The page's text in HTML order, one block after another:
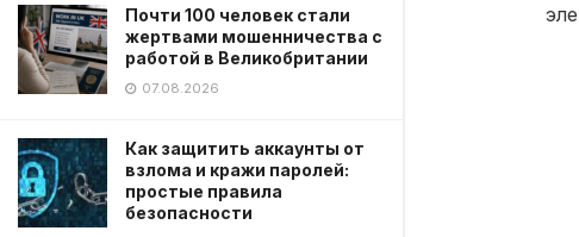
Почти 100 человек стали
жертвами мошенничества с
работой в Великобритании
07.08.2026
Как защитить аккаунты от
взлома и кражи паролей:
простые правила
безопасности